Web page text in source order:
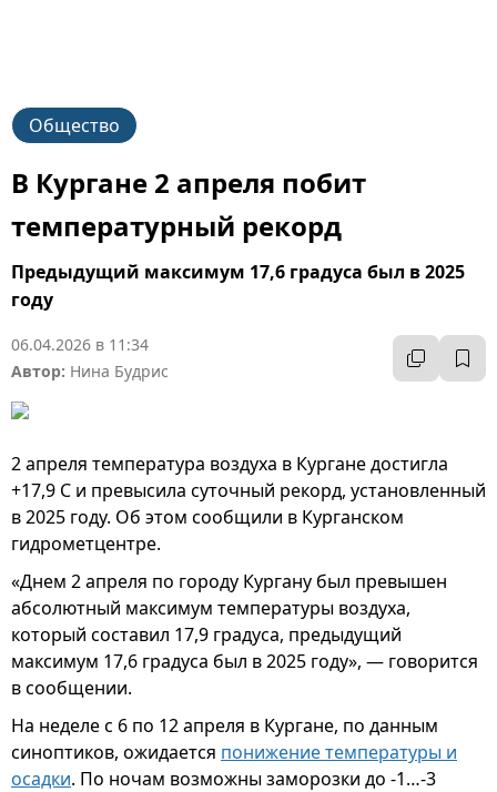
Общество
В Кургане 2 апреля побит
температурный рекорд
Предыдущий максимум 17,6 градуса был в 2025
году
06.04.2026 в 11:34
Автор: Нина Будрис
2 апреля температура воздуха в Кургане достигла
+17,9 C и превысила суточный рекорд, установленный
в 2025 году. Об этом сообщили в Курганском
гидрометцентре.
«Днем 2 апреля по городу Кургану был превышен
абсолютный максимум температуры воздуха,
который составил 17,9 градуса, предыдущий
максимум 17,6 градуса был в 2025 году», — говорится
в сообщении.
На неделе с 6 по 12 апреля в Кургане, по данным
синоптиков, ожидается понижение температуры и
осадки. По ночам возможны заморозки до -1…-3